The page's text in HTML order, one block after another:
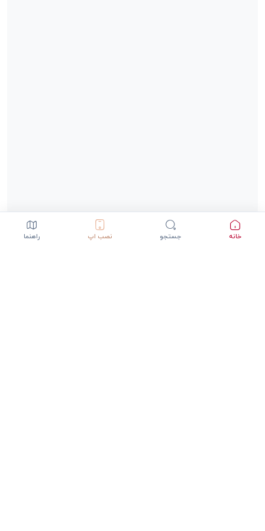
خانه جستجو نصب اپ راهنما